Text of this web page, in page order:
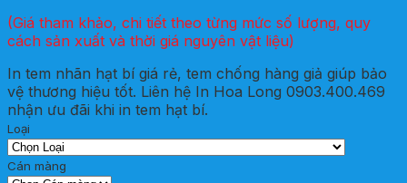
(Giá tham khảo, chi tiết theo từng mức số lượng, quy
cách sản xuất và thời giá nguyên vật liệu)
In tem nhãn hạt bí giá rẻ, tem chống hàng giả giúp bảo
vệ thương hiệu tốt. Liên hệ In Hoa Long 0903.400.469
nhận ưu đãi khi in tem hạt bí.
Loại
Cán màng